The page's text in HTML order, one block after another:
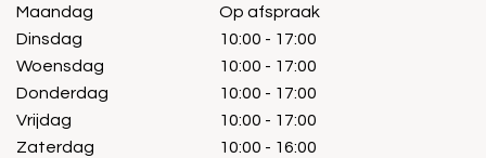
Maandag
Dinsdag
Woensdag
Donderdag
Vrijdag
Zaterdag
Op afspraak
10:00 - 17:00
10:00 - 17:00
10:00 - 17:00
10:00 - 17:00
10:00 - 16:00